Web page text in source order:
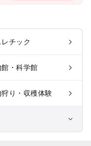
レチック
・科学館
り・収穫体験